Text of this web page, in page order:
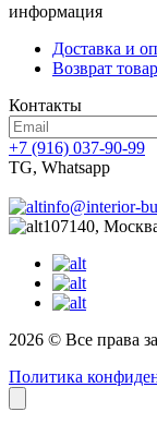
информация
Доставка и
Возврат
Контакты
+7 (916) 037-90-99
TG, Whatsapp
info@interior-
107140,
2026 © Все права
Политика